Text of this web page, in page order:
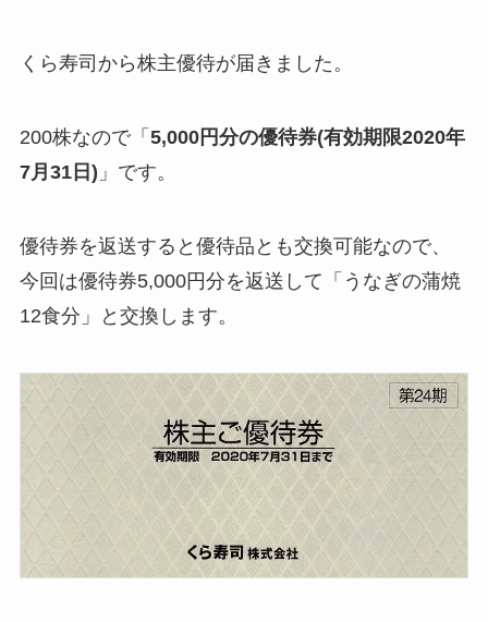
くら寿司から株主優待が届きました。
200株なので「 5,000円分の優待券(有効期限2020年
7月31日) 」です。
優待券を返送すると優待品とも交換可能なので、
今回は優待券5,000円分を返送して「うなぎの蒲焼
12食分」と交換します。